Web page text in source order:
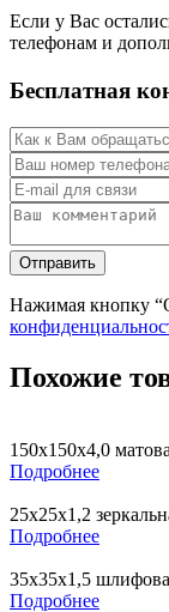
Если у Вас
телефонам и
Бесплатная
Нажимая кнопку
Похожие
150х150х4,0
Подробнее
25х25х1,2
Подробнее
35х35х1,5
Подробнее